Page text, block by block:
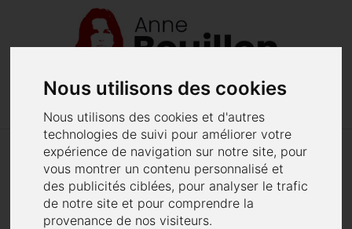
Nous utilisons des cookies
Nous utilisons des cookies et d'autres
technologies de suivi pour améliorer votre
expérience de navigation sur notre site, pour
vous montrer un contenu personnalisé et
des publicités ciblées, pour analyser le trafic
de notre site et pour comprendre la
provenance de nos visiteurs.
menu
Céline Le Goff